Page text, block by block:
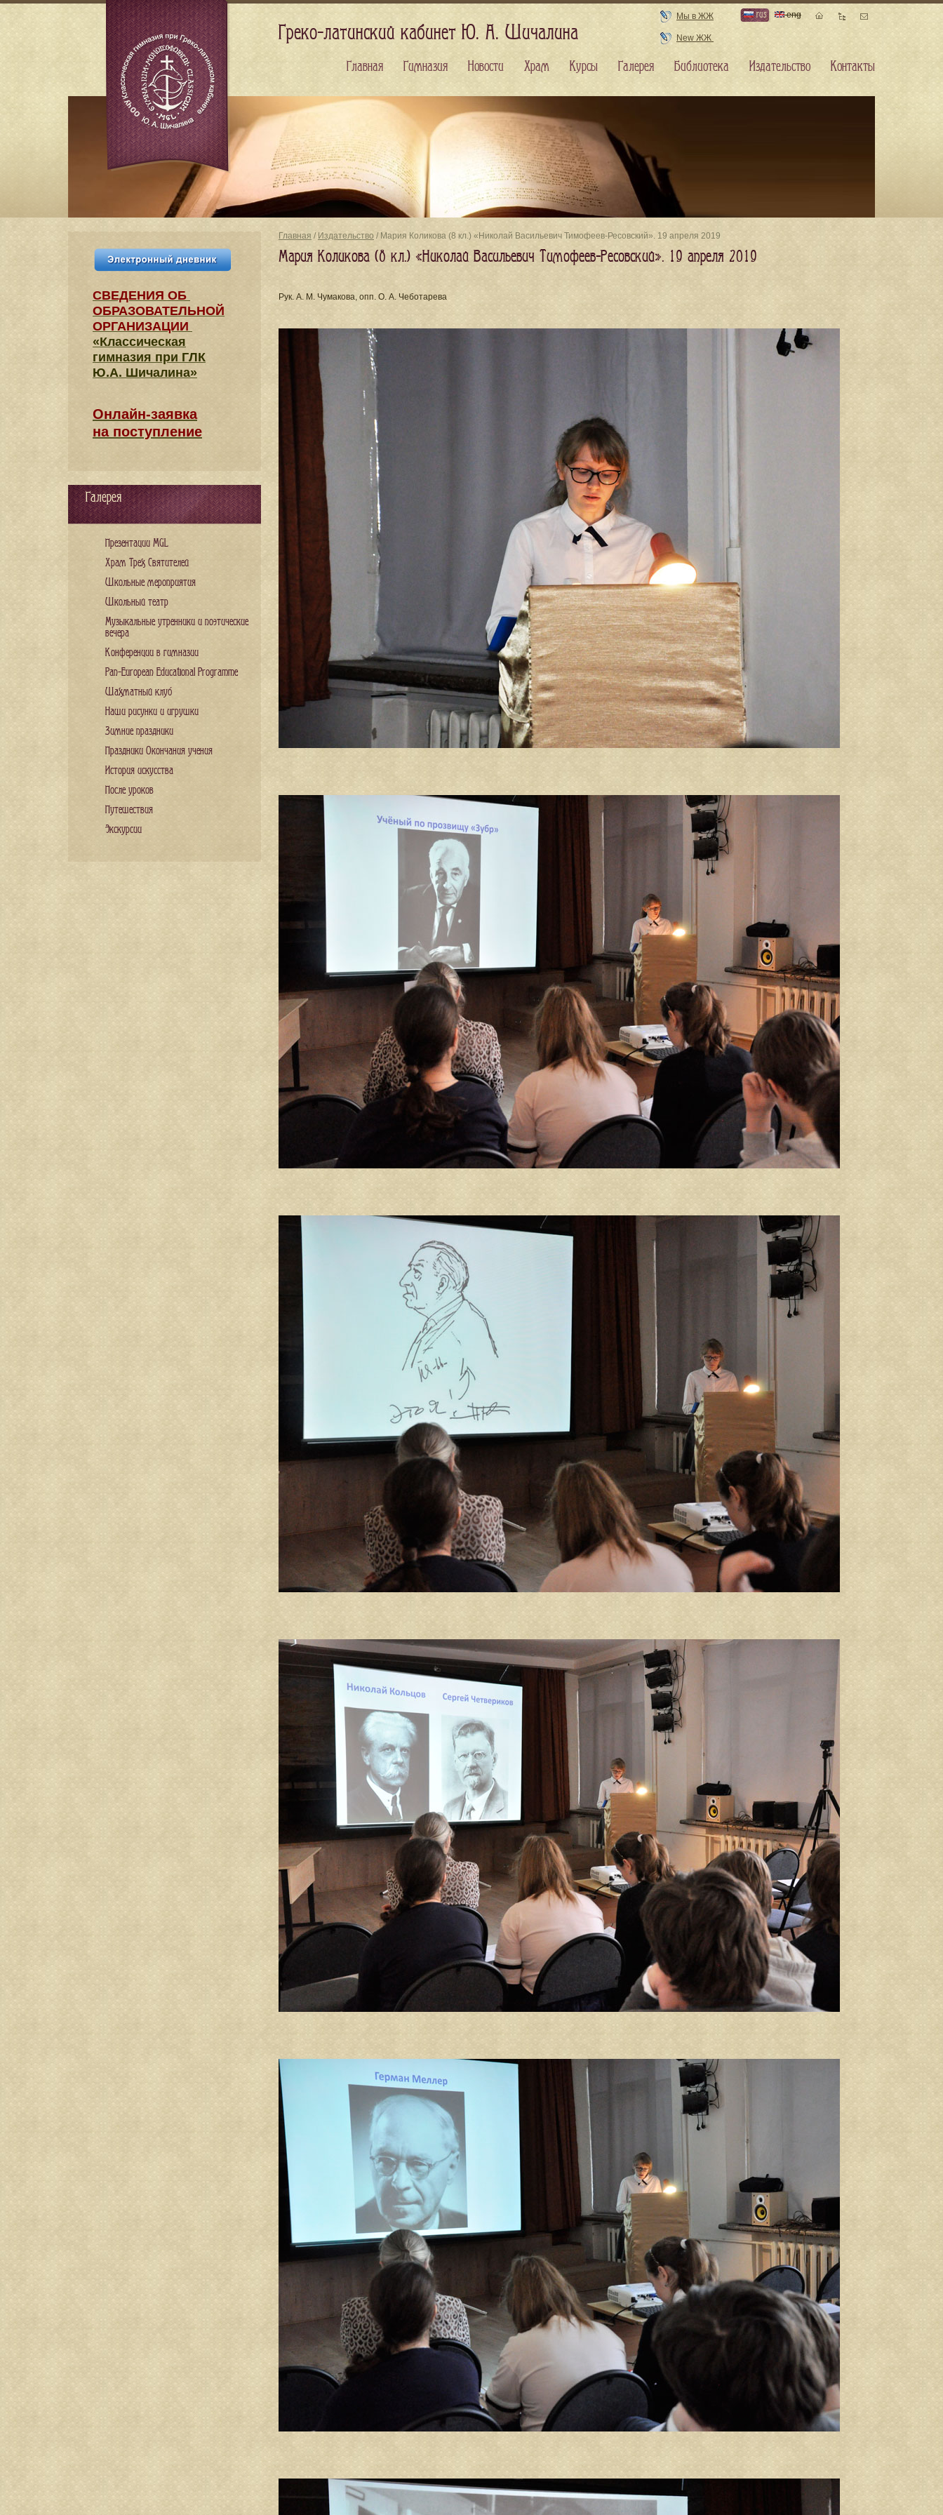
Главная / Издательство / Мария Коликова (8 кл.) «Николай Васильевич Тимофеев-Ресовский». 19 апреля 2019
Мария Коликова (8 кл.) «Николай Васильевич Тимофеев-Ресовский». 19 апреля 2019
Рук. А. М. Чумакова, опп. О. А. Чеботарева
СВЕДЕНИЯ​ ОБ
ОБРАЗОВАТЕЛЬНОЙ
ОРГАНИЗАЦИИ
«Классическая
гимназия при ГЛК
Ю.А. Шичалина»
Онлайн-заявка
на поступление
Галерея
Презентации MGL
Храм Трех Святителей
Школьные мероприятия
Школьный театр
Музыкальные утренники и поэтические
вечера
Конференции в гимназии
Pan-European Educational Programme
Шахматный клуб
Наши рисунки и игрушки
Зимние праздники
Праздники Окончания учения
История искусства
После уроков
Путешествия
Экскурсии
Греко-латинский кабинет Ю. А. Шичалина
Мы в ЖЖ
New ЖЖ
rus eng
Главная Гимназия Новости Храм Курсы Галерея Библиотека Издательство Контакты